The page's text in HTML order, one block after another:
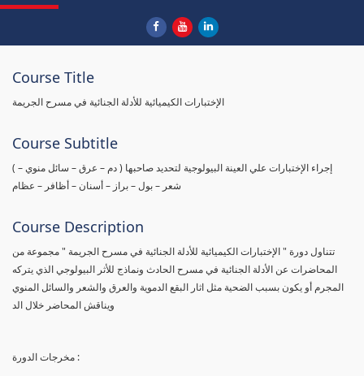
Course Title
الإختبارات الكيميائية للأدلة الجنائية في مسرح الجريمة
Course Subtitle
( إجراء الإختبارات علي العينة البيولوجية لتحديد صاحبها ( دم – عرق – سائل منوي –
شعر – بول – براز – أسنان – أظافر – عظام
Course Description
تتناول دورة " الإختبارات الكيميائية للأدلة الجنائية في مسرح الجريمة " مجموعة من
المحاضرات عن الأدلة الجنائية في مسرح الحادث ونماذج للأثر البيولوجي الذي يتركه
المجرم أو يكون بسبب الضحية مثل اثار البقع الدموية والعرق والشعر والسائل المنوي
ويناقش المحاضر خلال الد
مخرجات الدورة :